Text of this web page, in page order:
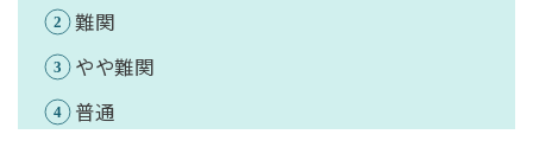
難関
やや難関
普通